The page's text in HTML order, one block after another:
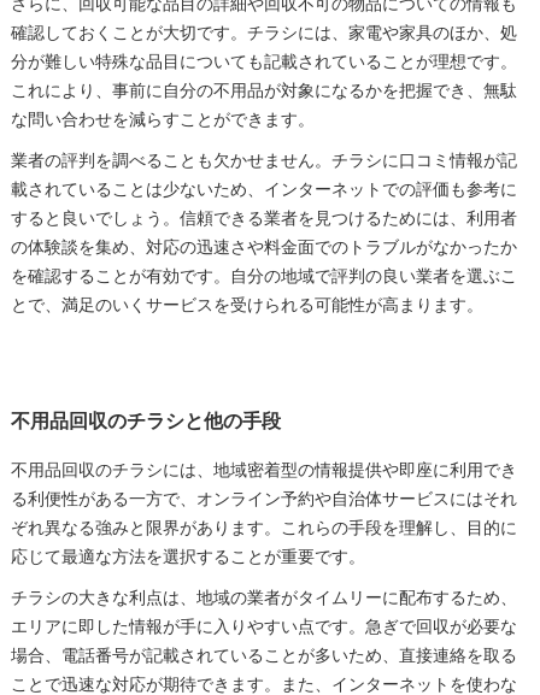
確認しておくことが大切です。チラシには、家電や家具のほか、処
分が難しい特殊な品目についても記載されていることが理想です。
これにより、事前に自分の不用品が対象になるかを把握でき、無駄
な問い合わせを減らすことができます。
業者の評判を調べることも欠かせません。チラシに口コミ情報が記
載されていることは少ないため、インターネットでの評価も参考に
すると良いでしょう。信頼できる業者を見つけるためには、利用者
の体験談を集め、対応の迅速さや料金面でのトラブルがなかったか
を確認することが有効です。自分の地域で評判の良い業者を選ぶこ
とで、満足のいくサービスを受けられる可能性が高まります。
不用品回収のチラシと他の手段
不用品回収のチラシには、地域密着型の情報提供や即座に利用でき
る利便性がある一方で、オンライン予約や自治体サービスにはそれ
ぞれ異なる強みと限界があります。これらの手段を理解し、目的に
応じて最適な方法を選択することが重要です。
チラシの大きな利点は、地域の業者がタイムリーに配布するため、
エリアに即した情報が手に入りやすい点です。急ぎで回収が必要な
場合、電話番号が記載されていることが多いため、直接連絡を取る
ことで迅速な対応が期待できます。また、インターネットを使わな